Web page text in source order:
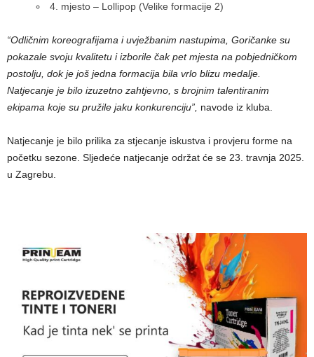
4. mjesto – Lollipop (Velike formacije 2)
“Odličnim koreografijama i uvježbanim nastupima, Goričanke su
pokazale svoju kvalitetu i izborile čak pet mjesta na pobjedničkom
postolju, dok je još jedna formacija bila vrlo blizu medalje.
Natjecanje je bilo izuzetno zahtjevno, s brojnim talentiranim
ekipama koje su pružile jaku konkurenciju”, navode iz kluba.
Natjecanje je bilo prilika za stjecanje iskustva i provjeru forme na
početku sezone. Sljedeće natjecanje održat će se 23. travnja 2025.
u Zagrebu.